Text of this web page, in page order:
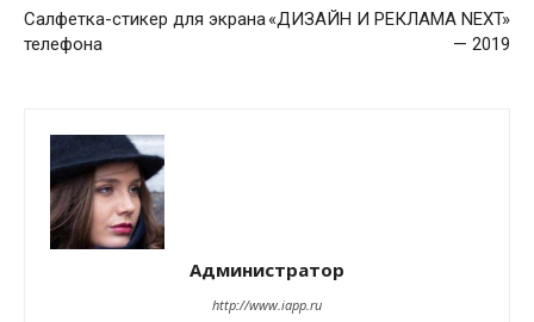
Салфетка-стикер для экрана
телефона
«ДИЗАЙН И РЕКЛАМА NEXT»
— 2019
Администратор
http://www.iapp.ru